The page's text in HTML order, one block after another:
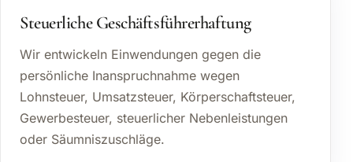
Steuerliche Geschäftsführerhaftung
Wir entwickeln Einwendungen gegen die
persönliche Inanspruchnahme wegen
Lohnsteuer, Umsatzsteuer, Körperschaftsteuer,
Gewerbesteuer, steuerlicher Nebenleistungen
oder Säumniszuschläge.